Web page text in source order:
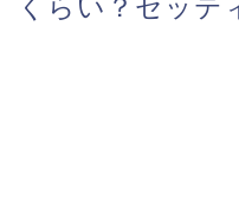
くらい？セッテ